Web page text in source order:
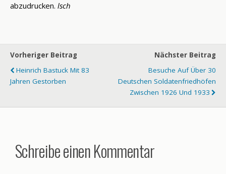
abzudrucken. lsch
Vorheriger Beitrag
Heinrich Bastuck Mit 83
Jahren Gestorben
Nächster Beitrag
Besuche Auf Über 30
Deutschen Soldatenfriedhöfen
Zwischen 1926 Und 1933
Schreibe einen Kommentar